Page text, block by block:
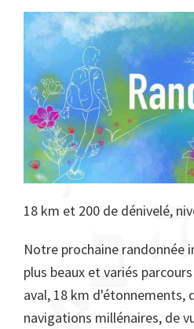
18 km et 200 de dénivelé,
Notre prochaine randonnée
plus beaux et variés
aval, 18 km d'étonnements,
navigations millénaires, de